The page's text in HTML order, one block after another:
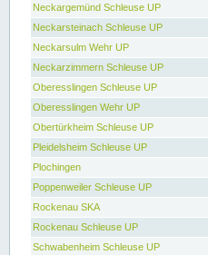
Neckargemünd Schleuse UP
Neckarsteinach Schleuse UP
Neckarsulm Wehr UP
Neckarzimmern Schleuse UP
Oberesslingen Schleuse UP
Oberesslingen Wehr UP
Obertürkheim Schleuse UP
Pleidelsheim Schleuse UP
Plochingen
Poppenweiler Schleuse UP
Rockenau SKA
Rockenau Schleuse UP
Schwabenheim Schleuse UP